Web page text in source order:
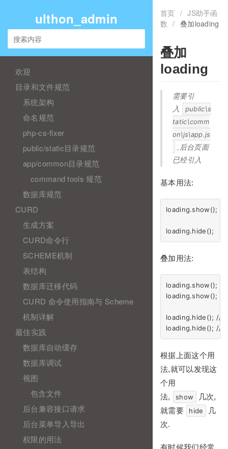
ulthon_admin
欢迎
目录和文件规范
系统架构
命名规范
php-cs-fixer
public/static目录规范
app/common目录规范
command tools 规范
数据库规范
CURD
生成方案
CURD命令行
SCHEME机制
表结构
数据库迁移代码
CURD 命令使用指南与 Scheme
机制详解
最佳实践
数据库自动缓存
数据库调试
视图
包含文件
后台兼容接口请求
后台菜单导入导出
权限的用法
首页 / JS助手函
数 / 叠加loading
叠加
loading
需要引
入
public\s
tatic\comm
on\js\app.js
,后台页面
已经引入
基本用法:
loading.show();
叠加用法:
loading.show();
loading.show();
loading.hide(); //
根据上面这个用
法,就可以发现这
个用
法,
show
几次,
就需要
hide
几
次.
有时候我们经常